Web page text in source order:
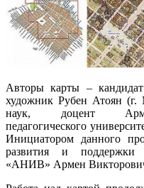
Авторы карты –
художник Рубен Атоян (г.
наук, доцент
педагогического
Инициатором данного
развития и поддержки
«АНИВ» Армен